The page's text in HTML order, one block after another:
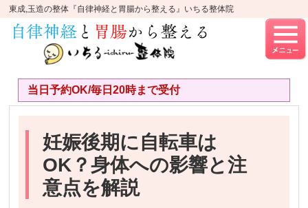
東成,玉造の整体『自律神経と胃腸から整える』いちる整体院
当日予約OK/毎日20時まで受付
妊娠後期に自転車は
OK？身体への影響と注
意点を解説